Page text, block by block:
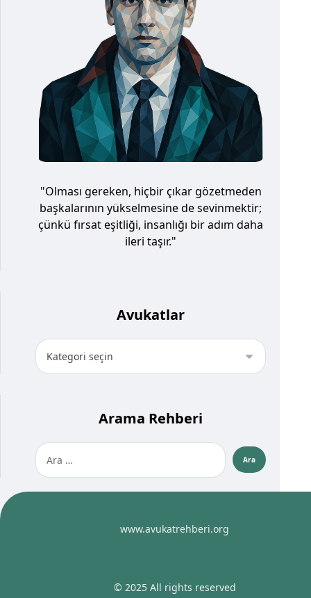
"Olması gereken, hiçbir çıkar gözetmeden
başkalarının yükselmesine de sevinmektir;
çünkü fırsat eşitliği, insanlığı bir adım daha
ileri taşır."
Avukatlar
Arama Rehberi
www.avukatrehberi.org
© 2025 All rights reserved